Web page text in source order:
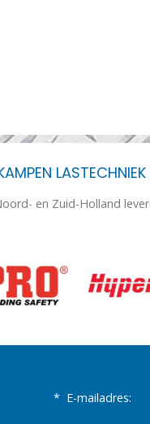
en Zuid-Holland
* E-mailadres: